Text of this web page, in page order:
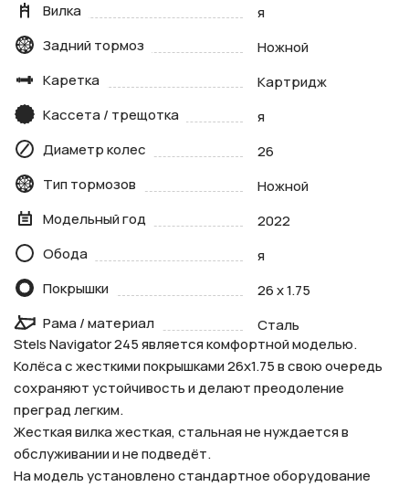
Вилка
я
Задний тормоз
Ножной
Каретка
Картридж
Кассета / трещотка
я
Диаметр колес
26
Тип тормозов
Ножной
Модельный год
2022
Обода
я
Покрышки
26 x 1.75
Рама / материал
Сталь
Stels Navigator 245 является комфортной моделью.
Колёса с жесткими покрышками 26x1.75 в свою очередь
сохраняют устойчивость и делают преодоление
преград легким.
Жесткая вилка жесткая, стальная не нуждается в
обслуживании и не подведёт.
На модель установлено стандартное оборудование